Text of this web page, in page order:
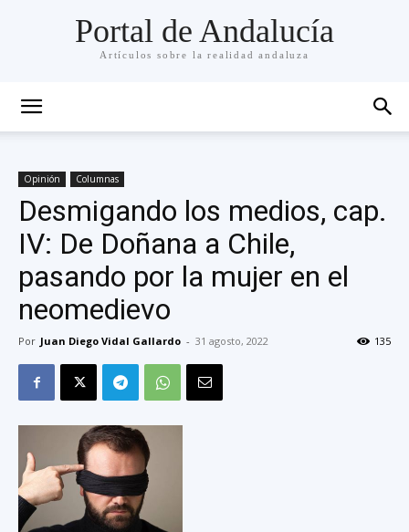
Portal de Andalucía
Artículos sobre la realidad andaluza
Opinión Columnas
Desmigando los medios, cap.
IV: De Doñana a Chile,
pasando por la mujer en el
neomedievo
Por Juan Diego Vidal Gallardo - 31 agosto, 2022 135